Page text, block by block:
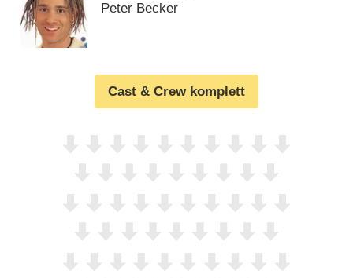
Peter Becker
Cast & Crew komplett